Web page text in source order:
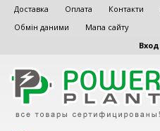
Доставка Оплата Контакти
Обмін даними
Мапа сайту
Вход